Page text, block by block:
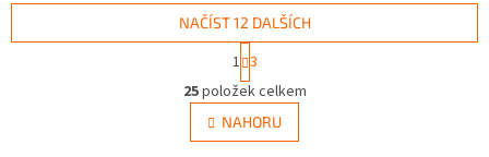
O
v
l
á
NAČÍST 12 DALŠÍCH
t
r
á
n
k
1 3
25položek celkem
NAHORU